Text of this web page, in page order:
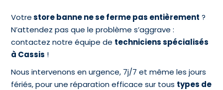
Votrestore banne ne se ferme pas entièrement ?
N’attendez pas que le problème s’aggrave :
contactez notre équipe de techniciens spécialisés
à Cassis !
Nous intervenons en urgence, 7j/7 et même les jours
fériés, pour une réparation efficace sur tous types de